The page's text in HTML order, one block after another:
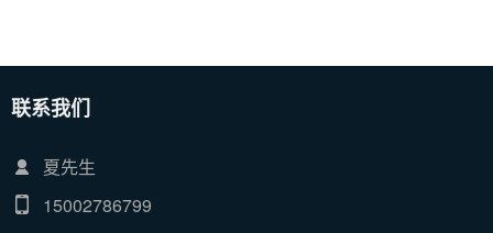
联系我们
夏先生
15002786799